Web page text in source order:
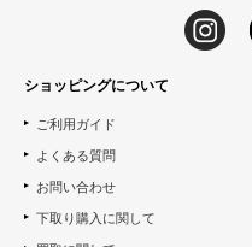
ショッピングについて
ご利用ガイド
よくある質問
お問い合わせ
下取り購入に関して